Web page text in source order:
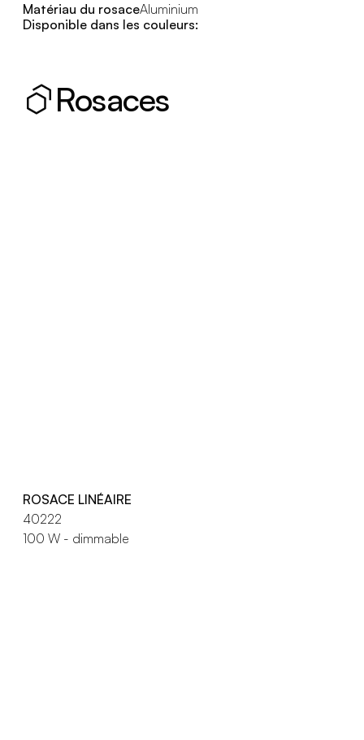
Matériau du rosaceAluminium
Disponible dans les couleurs:
Rosaces
ROSACE LINÉAIRE
40222
100 W - dimmable